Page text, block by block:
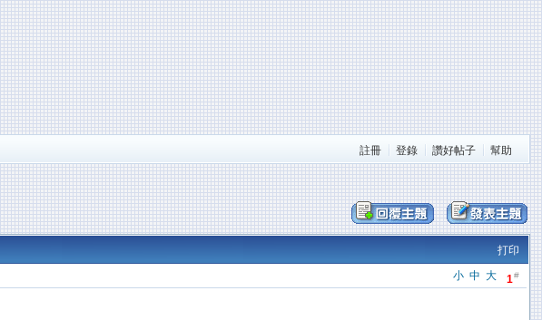
註冊 登錄 讚好帖子 幫助
打印
1#
大
中
小